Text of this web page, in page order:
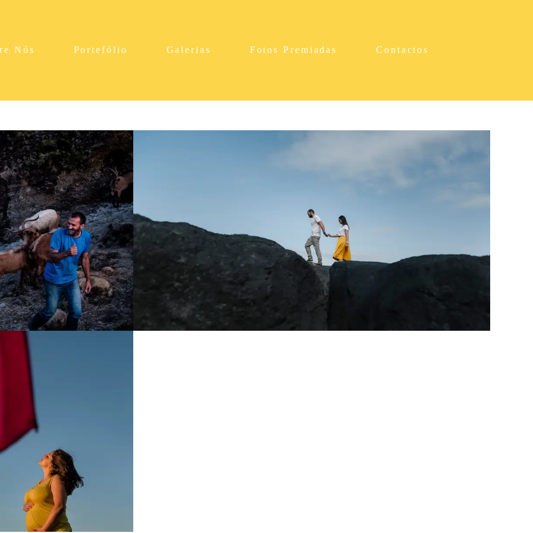
Nós Portefólio Galerias Fotos Premiadas Contactos